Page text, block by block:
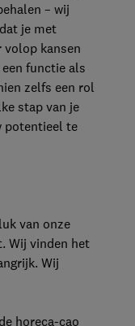
– wij
je met
volop kansen
functie als
zelfs een rol
stap van je
potentieel te
van onze
Wij vinden het
Wij
horeca-cao